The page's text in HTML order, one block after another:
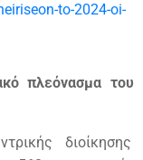
to-2024-oi-
πλεόνασμα του
διοίκησης